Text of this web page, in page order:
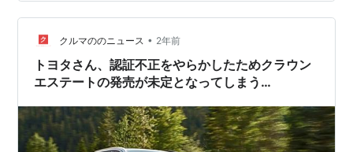
事前に反対票を投じ、注目されていたといいます。 冒
頭、議長を務めた佐藤社長は「豊田…
クルマののニュース • 2年前
トヨタさん、認証不正をやらかしたためクラウン
エステートの発売が未定となってしまう…